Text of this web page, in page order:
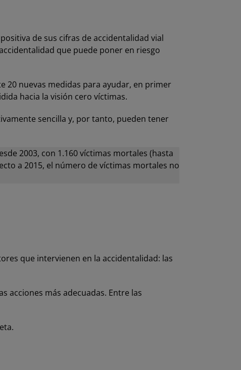
de sus cifras de accidentalidad vial
que puede poner en riesgo
20 nuevas medidas para ayudar, en primer
hacia la visión cero víctimas.
sencilla y, por tanto, pueden tener
2003, con 1.160 víctimas mortales (hasta
a 2015, el número de víctimas mortales no
que intervienen en la accidentalidad: las
acciones más adecuadas. Entre las